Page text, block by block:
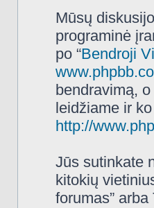
Mūsų
programinė
po “Bendroji
bendravimą,
leidžiame ir
http://
Jūs sutinkate
kitokių
forumas”